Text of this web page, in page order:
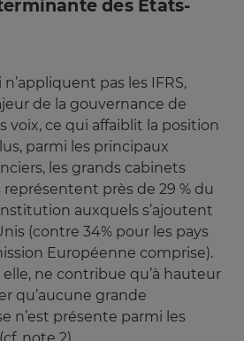
des Etats-
pas les IFRS,
de la gouvernance de
voix, ce qui affaiblit la position
parmi les principaux
les grands cabinets
représentent près de 29 % du
auxquels s’ajoutent
(contre 34% pour les pays
Européenne comprise).
elle, ne contribue qu’à hauteur
qu’aucune grande
n’est présente parmi les